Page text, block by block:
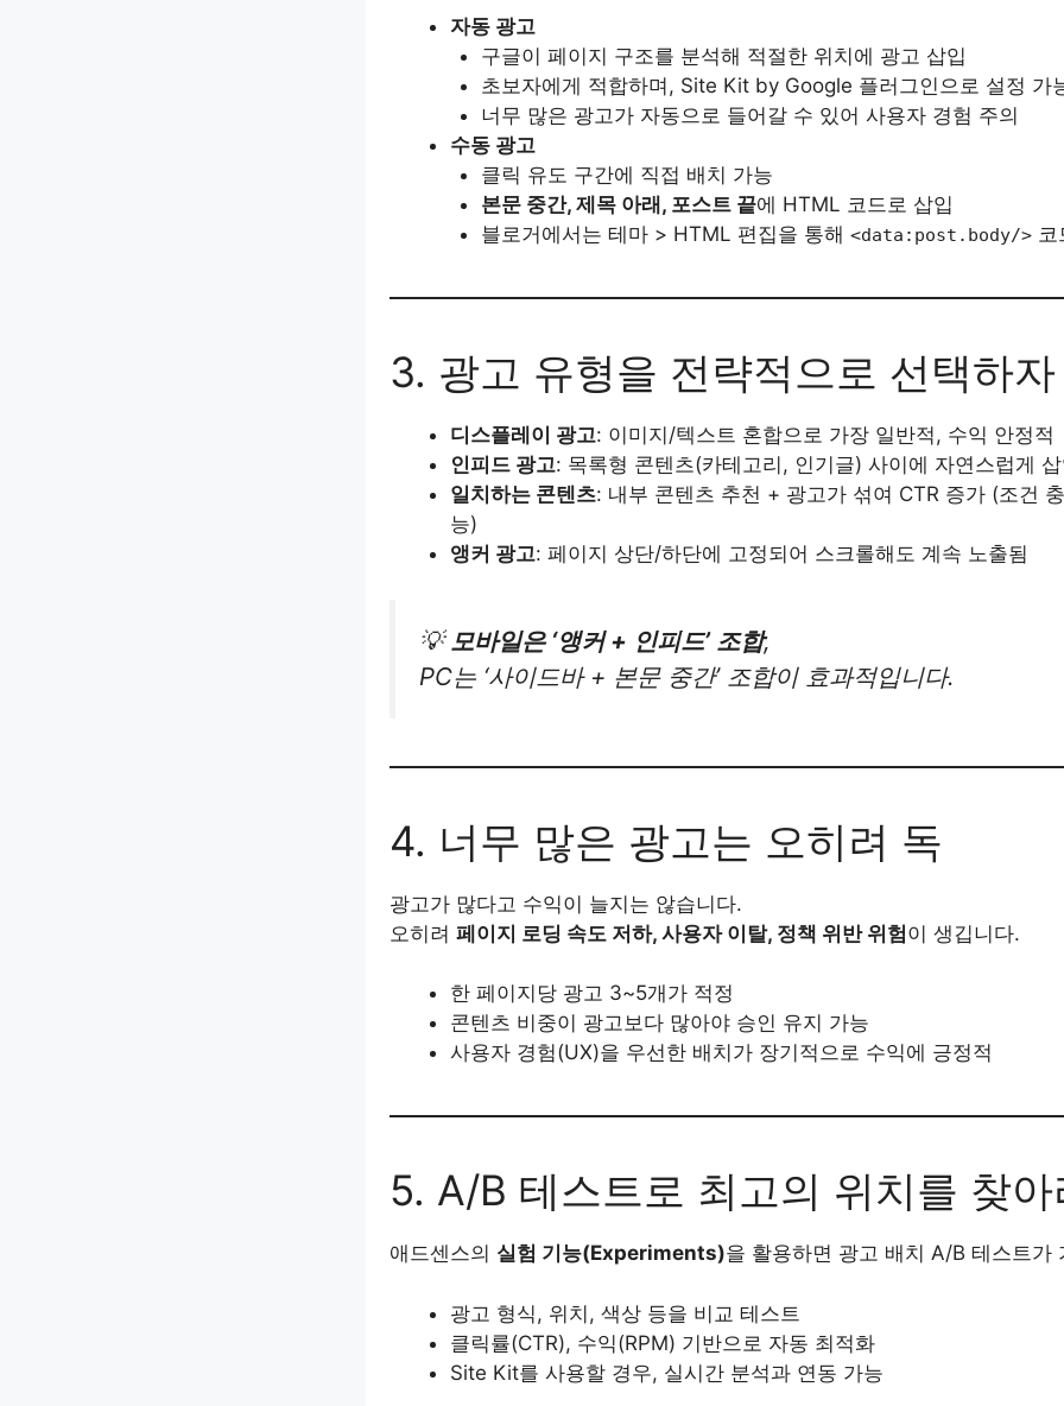
자동 광고
구글이 페이지 구조를 분석해 적절한 위치에 광고 삽입
초보자에게 적합하며, Site Kit by Google 플러그인으로 설정 가
너무 많은 광고가 자동으로 들어갈 수 있어 사용자 경험 주의
수동 광고
클릭 유도 구간에 직접 배치 가능
본문 중간, 제목 아래, 포스트 끝에 HTML 코드로 삽입
블로거에서는 테마 > HTML 편집을 통해 <data:post.body/>코
3. 광고 유형을 전략적으로 선택하자
디스플레이 광고: 이미지/텍스트 혼합으로 가장 일반적, 수익 안정적
인피드 광고: 목록형 콘텐츠(카테고리, 인기글) 사이에 자연스럽게
일치하는 콘텐츠: 내부 콘텐츠 추천 + 광고가 섞여 CTR 증가 (조건
능)
앵커 광고: 페이지 상단/하단에 고정되어 스크롤해도 계속 노출됨
💡모바일은 ‘앵커 + 인피드’ 조합,
PC는 ‘사이드바 + 본문 중간’ 조합이 효과적입니다.
4. 너무 많은 광고는 오히려 독
광고가 많다고 수익이 늘지는 않습니다.
오히려 페이지 로딩 속도 저하, 사용자 이탈, 정책 위반 위험이 생깁니다.
한 페이지당 광고 3~5개가 적정
콘텐츠 비중이 광고보다 많아야 승인 유지 가능
사용자 경험(UX)을 우선한 배치가 장기적으로 수익에 긍정적
5. A/B 테스트로 최고의 위치를 찾아
애드센스의 실험 기능(Experiments)을 활용하면 광고 배치 A/B 테스트가
광고 형식, 위치, 색상 등을 비교 테스트
클릭률(CTR), 수익(RPM) 기반으로 자동 최적화
Site Kit를 사용할 경우, 실시간 분석과 연동 가능